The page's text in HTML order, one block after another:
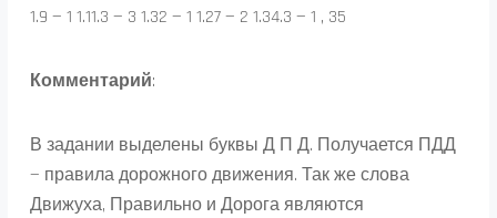
1.9 — 1 1.11.3 — 3 1.32 — 1 1.27 — 2 1.34.3 — 1 , 35
Комментарий:
В задании выделены буквы Д П Д. Получается ПДД
— правила дорожного движения. Так же слова
Движуха, Правильно и Дорога являются